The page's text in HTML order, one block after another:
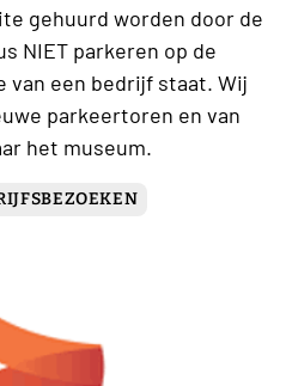
gehuurd worden door de
NIET parkeren op de
van een bedrijf staat. Wij
parkeertoren en van
het museum.